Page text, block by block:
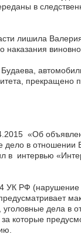
в
лишила
наказания
прекращено
«Об
дело в
в интервью
УК РФ
дела в
которые